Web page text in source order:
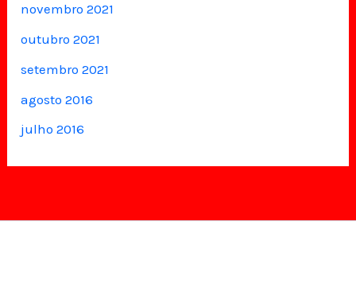
novembro 2021
outubro 2021
setembro 2021
agosto 2016
julho 2016